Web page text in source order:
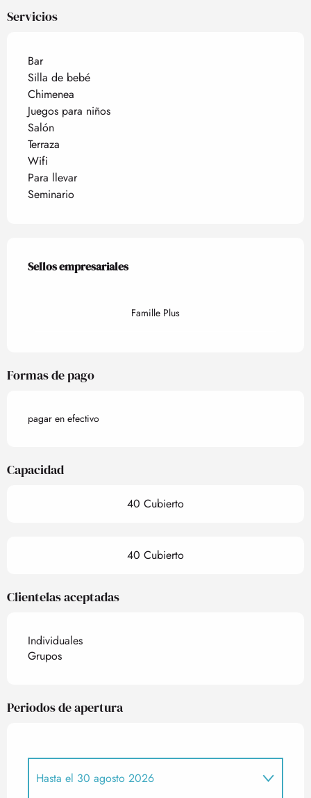
Servicios
Bar
Silla de bebé
Chimenea
Juegos para niños
Salón
Terraza
Wifi
Para llevar
Seminario
Oferta de prestaciones
Sellos empresariales
Sellos empresariales
Famille Plus
Formas de pago
pagar en efectivo
Capacidad
40 Cubierto
40 Cubierto
Clientelas aceptadas
Individuales
Grupos
Periodos de apertura
Hasta el 30 agosto 2026